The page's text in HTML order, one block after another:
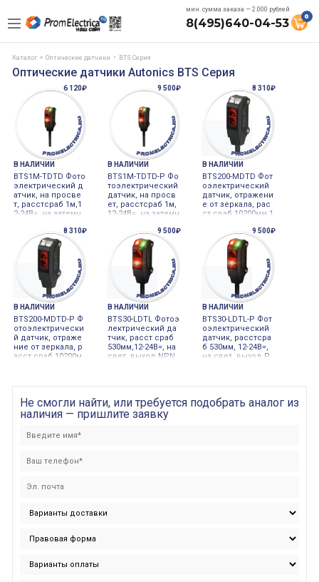
мин. сумма заказа — 2.000 рублей
8(495)640-04-53 0
Каталог Оптические датчики BTS Серия
Оптические датчики Autonics BTS Серия
6 120₽
В НАЛИЧИИ
BTS1M-TDTD Фото
электрический д
атчик, на просве
т, расстсраб 1м,1
2-24В=, на затемн
Autonics
9 500₽
В НАЛИЧИИ
BTS1M-TDTD-P Фо
тоэлектрический
датчик, на просв
ет, расстсраб 1м,
12-24В=, на затемн
Autonics
8 310₽
В НАЛИЧИИ
BTS200-MDTD Фот
оэлектрический
датчик, отражени
е от зеркала, рас
ст сраб 10200мм,1
8 310₽
В НАЛИЧИИ
BTS200-MDTD-P Ф
отоэлектрически
й датчик, отраже
ние от зеркала, р
асст сраб 10200м
9 500₽
В НАЛИЧИИ
BTS30-LDTL Фотоэ
лектрический да
тчик, расст сраб
530мм,12-24В=, на
свет, выход NPN
9 500₽
В НАЛИЧИИ
BTS30-LDTL-P Фот
оэлектрический
датчик, расстсра
б 530мм, 12-24В=,
на свет, выход P
Не смогли найти, или требуется подобрать аналог из
наличия — пришлите заявку